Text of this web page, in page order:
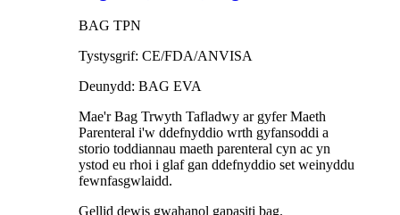
BAG TPN
Tystysgrif: CE/FDA/ANVISA
Deunydd: BAG EVA
Mae'r Bag Trwyth Tafladwy ar gyfer Maeth
Parenteral i'w ddefnyddio wrth gyfansoddi a
storio toddiannau maeth parenteral cyn ac yn
ystod eu rhoi i glaf gan ddefnyddio set weinyddu
fewnfasgwlaidd.
Gellid dewis gwahanol gapasiti bag.